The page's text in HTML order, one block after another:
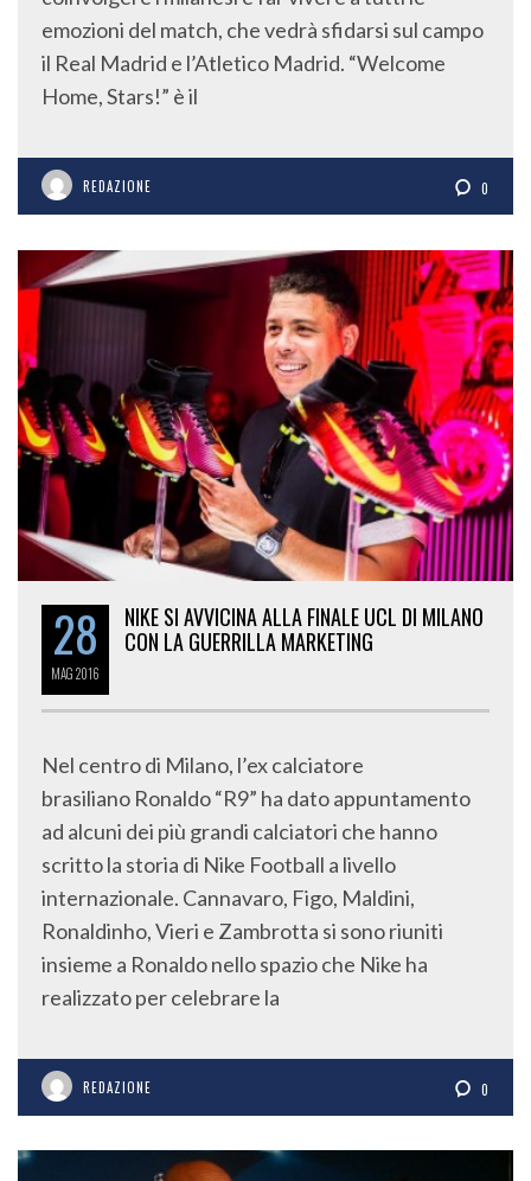
emozioni del match, che vedrà sfidarsi sul campo
il Real Madrid e l’Atletico Madrid. “Welcome
Home, Stars!” è il
REDAZIONE 0
28
MAG2016
NIKE SI AVVICINA ALLA FINALE UCL DI MILANO
CON LA GUERRILLA MARKETING
Nel centro di Milano, l’ex calciatore
brasiliano Ronaldo “R9” ha dato appuntamento
ad alcuni dei più grandi calciatori che hanno
scritto la storia di Nike Football a livello
internazionale. Cannavaro, Figo, Maldini,
Ronaldinho, Vieri e Zambrotta si sono riuniti
insieme a Ronaldo nello spazio che Nike ha
realizzato per celebrare la
REDAZIONE 0